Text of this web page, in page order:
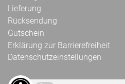
Lieferung
Rücksendung
Gutschein
Erklärung zur Barrierefreiheit
Datenschutzeinstellungen